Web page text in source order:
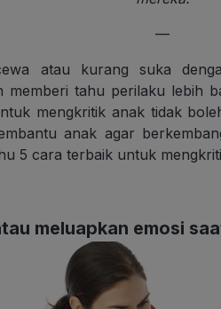
—
atau kurang suka
memberi tahu perilaku lebih
mengkritik anak tidak
anak agar
5 cara terbaik untuk
meluapkan emosi